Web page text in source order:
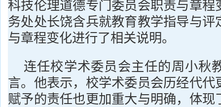
科技伦理道德专门委员会职责与章程
务处处长饶含兵就教育教学指导与评
与章程变化进行了相关说明。
连任校学术委员会主任的周小秋
言。他表示，校学术委员会历经代代
赋予的责任也更加重大与明确，体现